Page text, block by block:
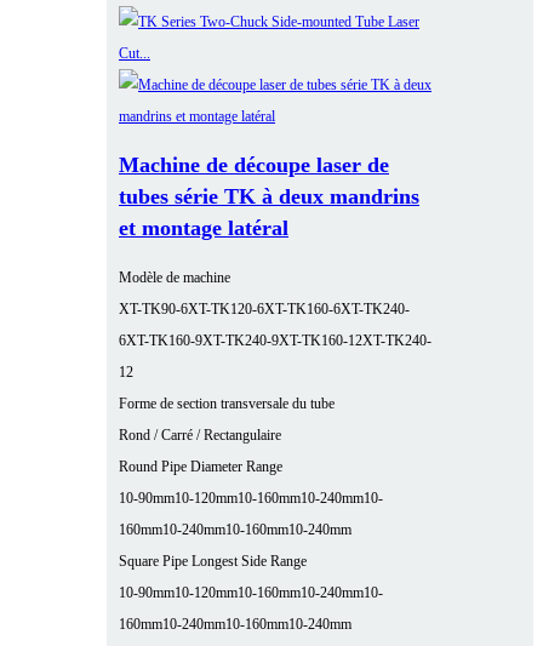
Machine de découpe laser de
tubes série TK à deux mandrins
et montage latéral
Modèle de machine
XT-TK90-6XT-TK120-6XT-TK160-6XT-TK240-
6XT-TK160-9XT-TK240-9XT-TK160-12XT-TK240-
12
Forme de section transversale du tube
Rond / Carré / Rectangulaire
Round Pipe Diameter Range
10-90mm10-120mm10-160mm10-240mm10-
160mm10-240mm10-160mm10-240mm
Square Pipe Longest Side Range
10-90mm10-120mm10-160mm10-240mm10-
160mm10-240mm10-160mm10-240mm